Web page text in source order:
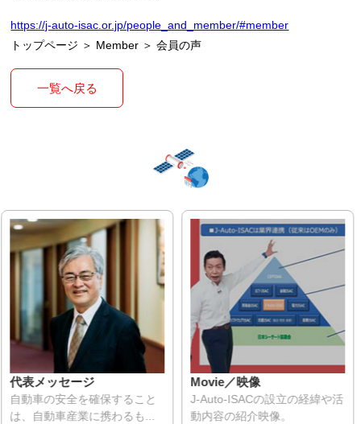
https://j-auto-isac.or.jp/people_and_member/#member
トップページ ＞ Member ＞ 会員の声
一覧へ戻る
代表メッセージ
自動車の安全を確保すること
は、自動車産業に携わるも...
Movie／映像
J-Auto-ISACの設立の経緯や活
動内容の紹介映像。